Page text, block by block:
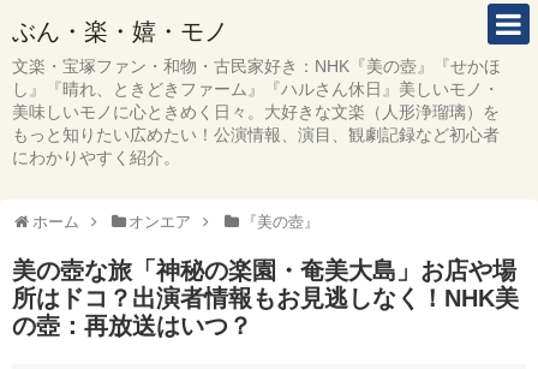
ぶん・楽・嬉・モノ
文楽・宝塚ファン・和物・古民家好き：NHK『美の壺』『せかほ
し』『晴れ、ときどきファーム』『ハルさん休日』美しいモノ・
美味しいモノに心ときめく日々。大好きな文楽（人形浄瑠璃）を
もっと知りたい広めたい！公演情報、演目、観劇記録など初心者
にわかりやすく紹介。
ホーム オンエア 『美の壺』
美の壺な旅「神秘の楽園・奄美大島」お店や場
所はドコ？出演者情報もお見逃しなく！NHK美
の壺：再放送はいつ？